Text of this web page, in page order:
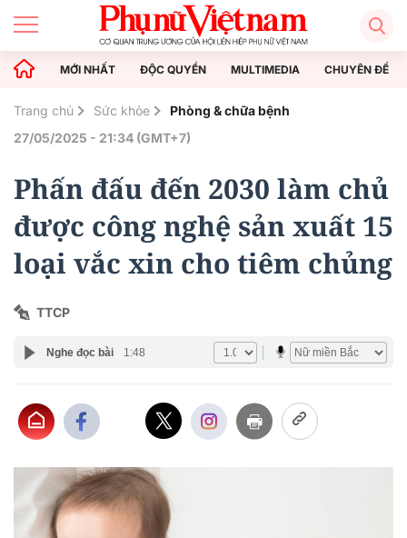
MỚI NHẤT ĐỘC QUYỀN MULTIMEDIA CHUYÊN ĐỀ
Trang chủ Sức khỏe
Phòng & chữa bệnh
27/05/2025 - 21:34 (GMT+7)
Phấn đấu đến 2030 làm chủ
được công nghệ sản xuất 15
loại vắc xin cho tiêm chủng
TTCP
Nghe đọc bài 1:48